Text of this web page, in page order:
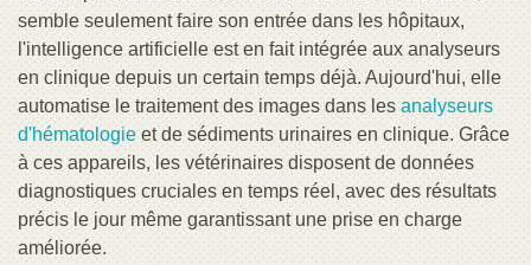
semble seulement faire son entrée dans les hôpitaux,
l'intelligence artificielle est en fait intégrée aux analyseurs
en clinique depuis un certain temps déjà. Aujourd'hui, elle
automatise le traitement des images dans les analyseurs
d'hématologie et de sédiments urinaires en clinique. Grâce
à ces appareils, les vétérinaires disposent de données
diagnostiques cruciales en temps réel, avec des résultats
précis le jour même garantissant une prise en charge
améliorée.